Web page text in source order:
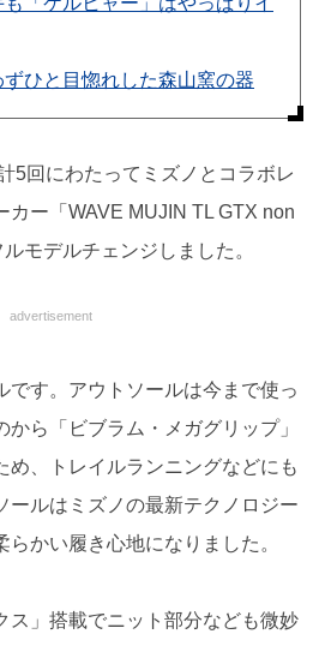
ひと目惚れした森山窯の器
5回にわたってミズノとコラボレ
カー「WAVE MUJIN TL GTX non
モデルチェンジしました。
advertisement
です。アウトソールは今まで使っ
ら「ビブラム・メガグリップ」
め、トレイルランニングなどにも
ールはミズノの最新テクノロジー
かい履き心地になりました。
ス」搭載でニット部分なども微妙